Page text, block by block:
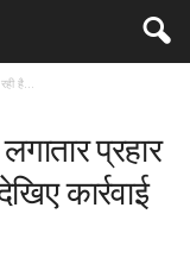
है...
प्रहार
कार्रवाई